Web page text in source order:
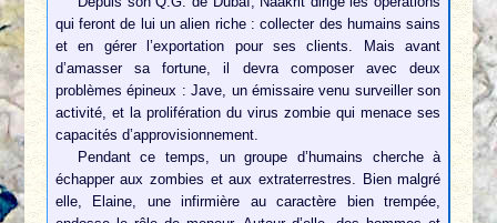
qui feront de lui un alien riche : collecter des humains sains
et en gérer l’exportation pour ses clients. Mais avant
d’amasser sa fortune, il devra composer avec deux
problèmes épineux : Jave, un émissaire venu surveiller son
activité, et la prolifération du virus zombie qui menace ses
capacités d’approvisionnement.
Pendant ce temps, un groupe d’humains cherche à
échapper aux zombies et aux extraterrestres. Bien malgré
elle, Elaine, une infirmière au caractère bien trempée,